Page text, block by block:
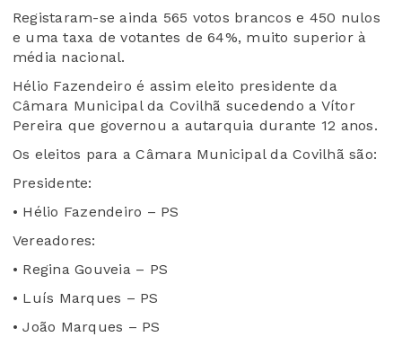
Registaram-se ainda 565 votos brancos e 450 nulos
e uma taxa de votantes de 64%, muito superior à
média nacional.
Hélio Fazendeiro é assim eleito presidente da
Câmara Municipal da Covilhã sucedendo a Vítor
Pereira que governou a autarquia durante 12 anos.
Os eleitos para a Câmara Municipal da Covilhã são:
Presidente:
• Hélio Fazendeiro – PS
Vereadores:
• Regina Gouveia – PS
• Luís Marques – PS
• João Marques – PS